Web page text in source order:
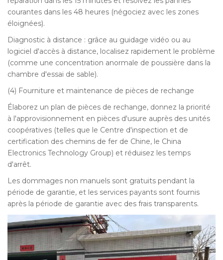
courantes dans les 48 heures (négociez avec les zones
éloignées).
Diagnostic à distance : grâce au guidage vidéo ou au
logiciel d'accès à distance, localisez rapidement le problème
(comme une concentration anormale de poussière dans la
chambre d'essai de sable).
(4) Fourniture et maintenance de pièces de rechange
Élaborez un plan de pièces de rechange, donnez la priorité
à l'approvisionnement en pièces d'usure auprès des unités
coopératives (telles que le Centre d'inspection et de
certification des chemins de fer de Chine, le China
Electronics Technology Group) et réduisez les temps
d'arrêt.
Les dommages non manuels sont gratuits pendant la
période de garantie, et les services payants sont fournis
après la période de garantie avec des frais transparents.